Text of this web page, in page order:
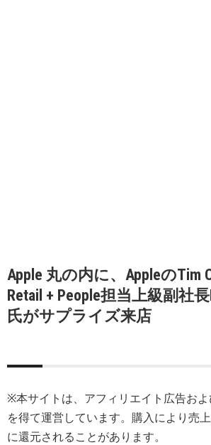
Apple 丸の内に、AppleのTim
Retail + People担当上級副社長
氏がサプライズ来店
※本サイトは、アフィリエイト広告お
を得て運営しています。購入により売
に還元されることがあります。